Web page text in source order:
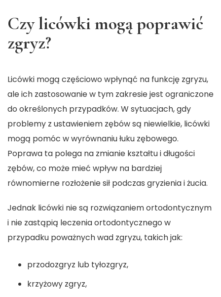
Czy licówki mogą poprawić
zgryz?
Licówki mogą częściowo wpłynąć na funkcję zgryzu,
ale ich zastosowanie w tym zakresie jest ograniczone
do określonych przypadków. W sytuacjach, gdy
problemy z ustawieniem zębów są niewielkie, licówki
mogą pomóc w wyrównaniu łuku zębowego.
Poprawa ta polega na zmianie kształtu i długości
zębów, co może mieć wpływ na bardziej
równomierne rozłożenie sił podczas gryzienia i żucia.
Jednak licówki nie są rozwiązaniem ortodontycznym
i nie zastąpią leczenia ortodontycznego w
przypadku poważnych wad zgryzu, takich jak:
przodozgryz lub tyłozgryz,
krzyżowy zgryz,